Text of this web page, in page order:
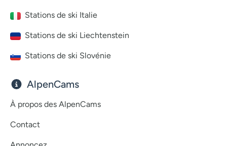
Stations de ski Italie
Stations de ski Liechtenstein
Stations de ski Slovénie
AlpenCams
À propos des AlpenCams
Contact